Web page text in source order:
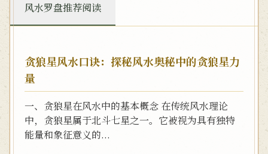
风水罗盘推荐阅读
贪狼星风水口诀：探秘风水奥秘中的贪狼星力
量
一、贪狼星在风水中的基本概念 在传统风水理论
中，贪狼星属于北斗七星之一。它被视为具有独特
能量和象征意义的...